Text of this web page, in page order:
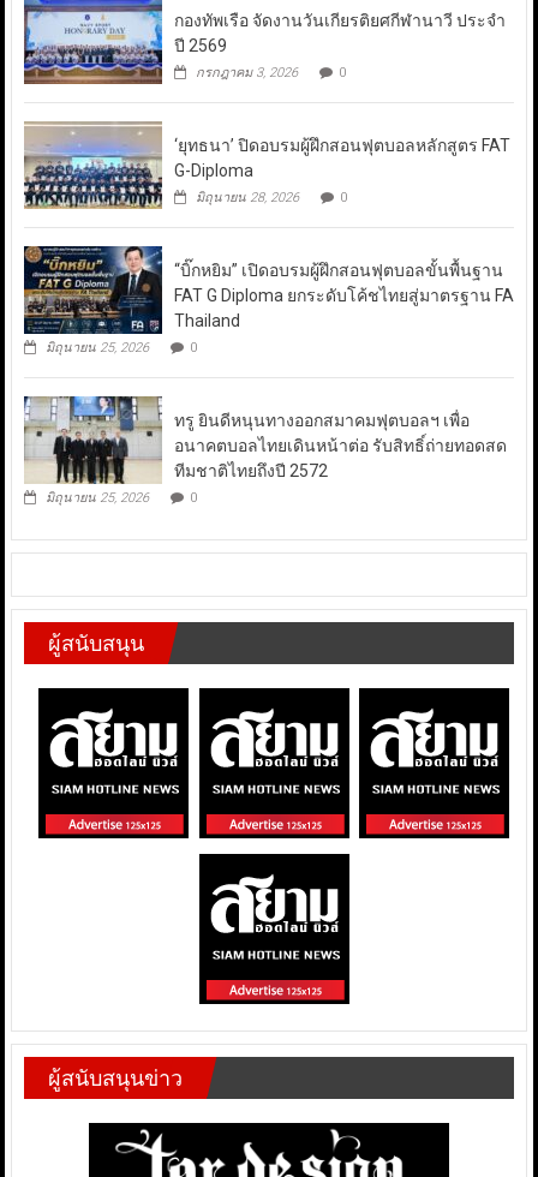
กองทัพเรือ จัดงานวันเกียรติยศกีฬานาวี ประจำ
ปี 2569
กรกฎาคม 3, 2026 0
‘ยุทธนา’ ปิดอบรมผู้ฝึกสอนฟุตบอลหลักสูตร FAT
G-Diploma
มิถุนายน 28, 2026 0
“บิ๊กหยิม” เปิดอบรมผู้ฝึกสอนฟุตบอลขั้นพื้นฐาน
FAT G Diploma ยกระดับโค้ชไทยสู่มาตรฐาน FA
Thailand
มิถุนายน 25, 2026 0
ทรู ยินดีหนุนทางออกสมาคมฟุตบอลฯ เพื่อ
อนาคตบอลไทยเดินหน้าต่อ รับสิทธิ์ถ่ายทอดสด
ทีมชาติไทยถึงปี 2572
มิถุนายน 25, 2026 0
ผู้สนับสนุน
ผู้สนับสนุนข่าว